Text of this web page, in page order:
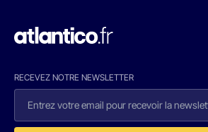
RECEVEZ NOTRE NEWSLETTER